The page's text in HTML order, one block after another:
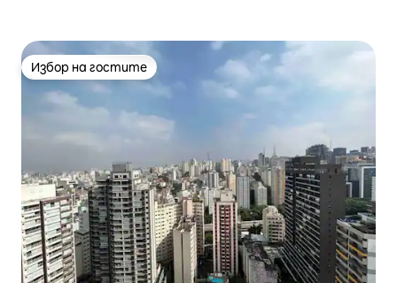
Избор на гостите
Избор на гостите